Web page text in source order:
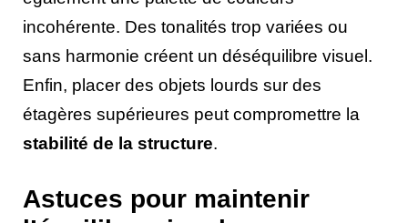
incohérente. Des tonalités trop variées ou
sans harmonie créent un déséquilibre visuel.
Enfin, placer des objets lourds sur des
étagères supérieures peut compromettre la
stabilité de la structure.
Astuces pour maintenir